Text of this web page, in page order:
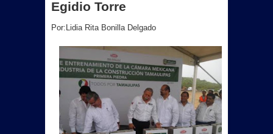
Egidio Torre
Por:Lidia Rita Bonilla Delgado